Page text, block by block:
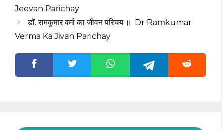
Jeevan Parichay
डॉ. रामकुमार वर्मा का जीवन परिचय ॥ Dr Ramkumar
Verma Ka Jivan Parichay